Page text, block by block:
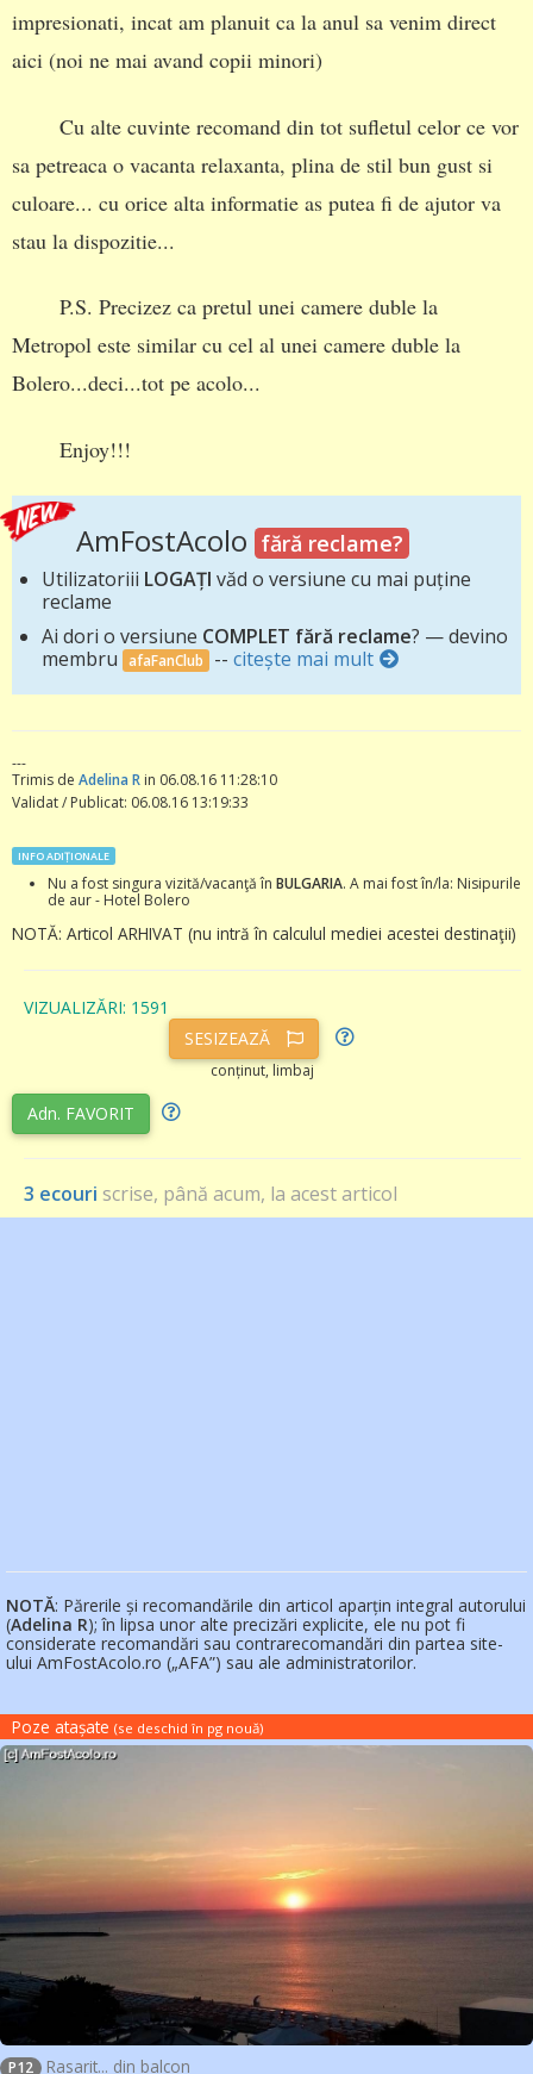
impresionati, incat am planuit ca la anul sa venim direct
aici (noi ne mai avand copii minori)
Cu alte cuvinte recomand din tot sufletul celor ce vor
sa petreaca o vacanta relaxanta, plina de stil bun gust si
culoare... cu orice alta informatie as putea fi de ajutor va
stau la dispozitie...
P.S. Precizez ca pretul unei camere duble la
Metropol este similar cu cel al unei camere duble la
Bolero...deci...tot pe acolo...
Enjoy!!!
AmFostAcolo fără reclame?
Utilizatoriii LOGAȚI văd o versiune cu mai puține
reclame
Ai dori o versiune COMPLET fără reclame? — devino
membru afaFanClub -- citește mai mult
---
Trimis de Adelina R in 06.08.16 11:28:10
Validat / Publicat: 06.08.16 13:19:33
INFO ADIȚIONALE
Nu a fost singura vizită/vacanţă în BULGARIA. A mai fost în/la: Nisipurile
de aur - Hotel Bolero
NOTĂ: Articol ARHIVAT (nu intră în calculul mediei acestei destinaţii)
VIZUALIZĂRI: 1591
SESIZEAZĂ
conținut, limbaj
Adn. FAVORIT
3 ecouri scrise, până acum, la acest articol
NOTĂ: Părerile și recomandările din articol aparțin integral autorului
(Adelina R); în lipsa unor alte precizări explicite, ele nu pot fi
considerate recomandări sau contrarecomandări din partea site-
ului AmFostAcolo.ro („AFA”) sau ale administratorilor.
Poze atașate (se deschid în pg nouă)
P12 Rasarit... din balcon